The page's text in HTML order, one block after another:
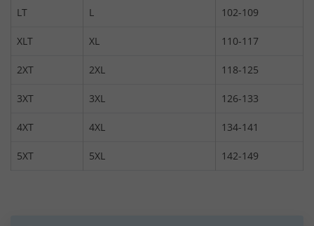
LT L 102-109
XLT XL 110-117
2XT 2XL 118-125
3XT 3XL 126-133
4XT 4XL 134-141
5XT 5XL 142-149